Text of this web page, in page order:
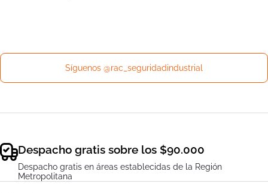
Síguenos @rac_seguridadindustrial
Despacho gratis sobre los $90.000
Despacho gratis en áreas establecidas de la Región
Metropolitana